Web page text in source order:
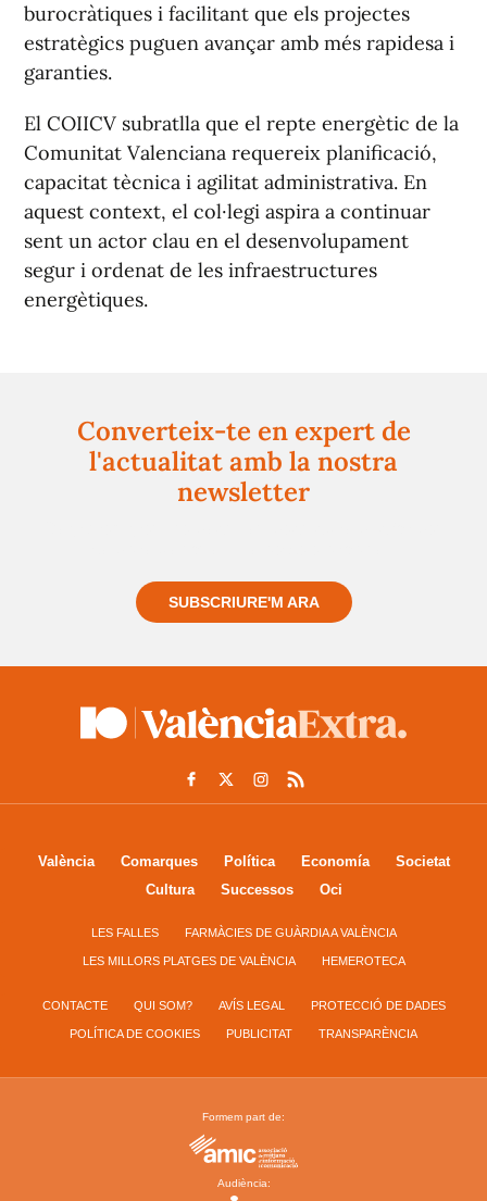
burocràtiques i facilitant que els projectes
estratègics puguen avançar amb més rapidesa i
garanties.
El COIICV subratlla que el repte energètic de la
Comunitat Valenciana requereix planificació,
capacitat tècnica i agilitat administrativa. En
aquest context, el col·legi aspira a continuar
sent un actor clau en el desenvolupament
segur i ordenat de les infraestructures
energètiques.
Converteix-te en expert de
l'actualitat amb la nostra
newsletter
SUBSCRIURE'M ARA
València Comarques Política Economía
Societat
Cultura
Successos Oci
LES FALLES FARMÀCIES DE GUÀRDIA A VALÈNCIA
LES MILLORS PLATGES DE VALÈNCIA HEMEROTECA
CONTACTE QUI SOM? AVÍS LEGAL PROTECCIÓ DE DADES
POLÍTICA DE COOKIES PUBLICITAT TRANSPARÈNCIA
Formem part de:
Audiència: